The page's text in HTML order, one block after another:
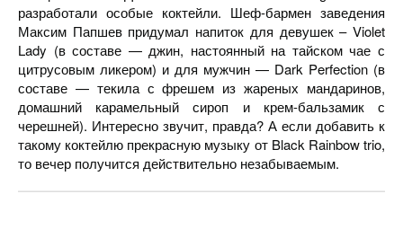
разработали особые коктейли. Шеф-бармен заведения
Максим Папшев придумал напиток для девушек – Violet
Lady (в составе — джин, настоянный на тайском чае с
цитрусовым ликером) и для мужчин — Dark Perfection (в
составе — текила с фрешем из жареных мандаринов,
домашний карамельный сироп и крем-бальзамик с
черешней). Интересно звучит, правда? А если добавить к
такому коктейлю прекрасную музыку от Black Rainbow trio,
то вечер получится действительно незабываемым.